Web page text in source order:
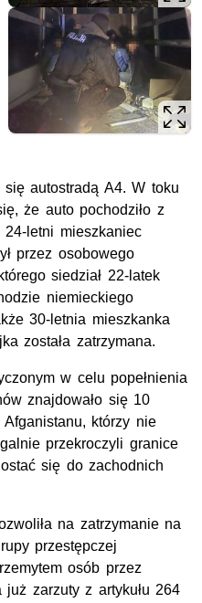
się autostradą A4. W toku
że auto pochodziło z
letni mieszkaniec
przez osobowego
siedział 22-latek
niemieckiego
30-letnia mieszkanka
została zatrzymana.
w celu popełnienia
znajdowało się 10
którzy nie
przekroczyli granice
się do zachodnich
na zatrzymanie na
przestępczej
osób przez
już zarzuty z artykułu 264